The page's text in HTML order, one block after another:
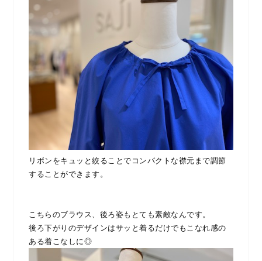
リボンをキュッと絞ることでコンパクトな襟元まで調節
することができます。
こちらのブラウス、後ろ姿もとても素敵なんです。
後ろ下がりのデザインはサッと着るだけでもこなれ感の
ある着こなしに◎